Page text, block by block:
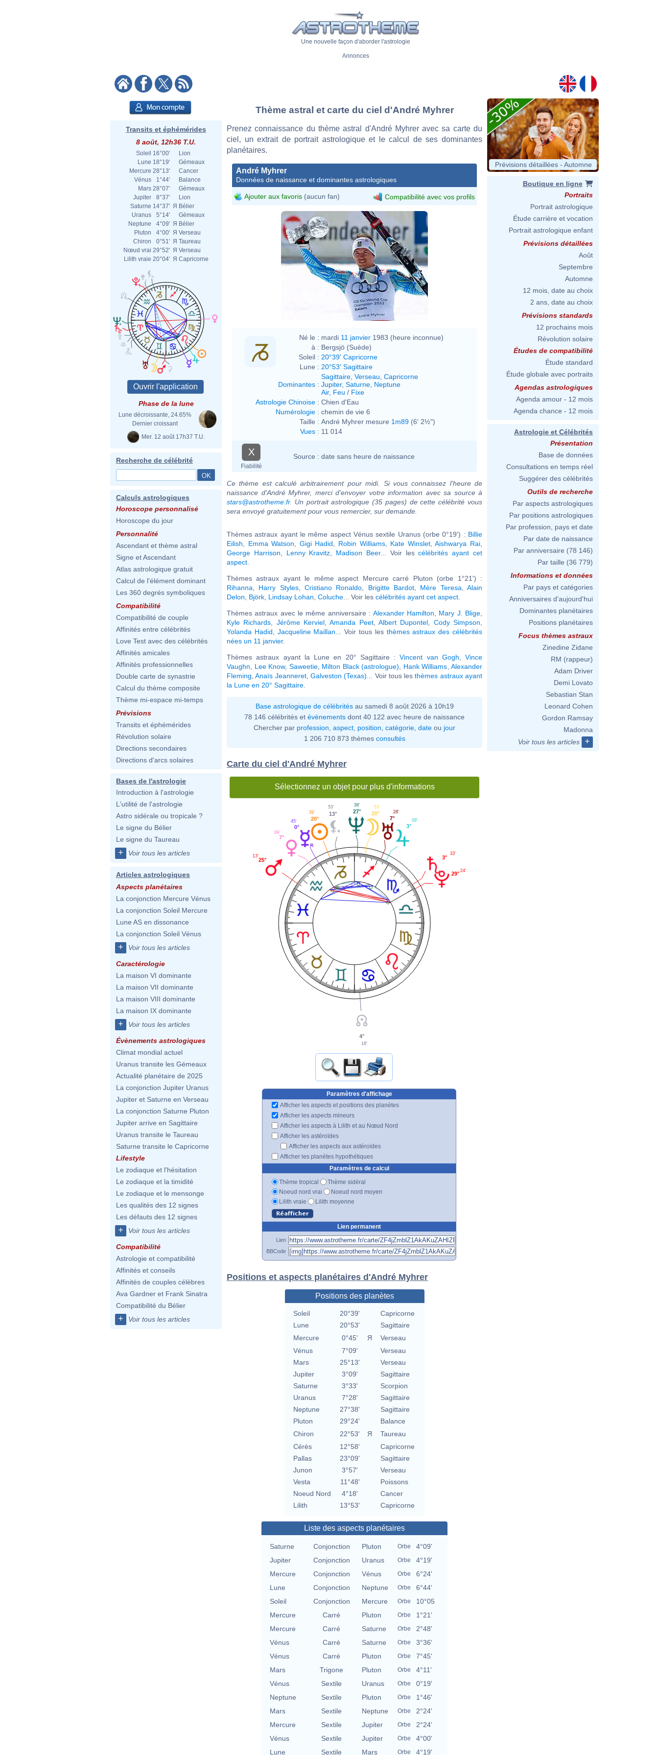
Une nouvelle façon d'aborder l'astrologie
Annonces
Transits et éphémérides
8 août, 12h36 T.U.
Soleil 16°00'
Lion
Lune 18°19'
Gémeaux
Mercure 28°13'
Cancer
Vénus
1°44'
Balance
Mars 28°07'
Gémeaux
Jupiter
8°37'
Lion
Saturne 14°37' Я Bélier
Uranus
5°14'
Gémeaux
Neptune
4°09' Я Bélier
Pluton
4°00' Я Verseau
Chiron
0°51' Я Taureau
Nœud vrai 29°52' Я Verseau
Lilith vraie 20°04' Я Capricorne
Phase de la lune
Lune décroissante, 24.65%
Dernier croissant
Mer. 12 août 17h37 T.U.
Recherche de célébrité
Calculs astrologiques
Horoscope personnalisé
Horoscope du jour
Personnalité
Ascendant et thème astral
Signe et Ascendant
Atlas astrologique gratuit
Calcul de l'élément dominant
Les 360 degrés symboliques
Compatibilité
Compatibilité de couple
Affinités entre célébrités
Love Test avec des célébrités
Affinités amicales
Affinités professionnelles
Double carte de synastrie
Calcul du thème composite
Thème mi-espace mi-temps
Prévisions
Transits et éphémérides
Révolution solaire
Directions secondaires
Directions d'arcs solaires
Bases de l'astrologie
Introduction à l'astrologie
L'utilité de l'astrologie
Astro sidérale ou tropicale ?
Le signe du Bélier
Le signe du Taureau
+ Voir tous les articles
Articles astrologiques
Aspects planétaires
La conjonction Mercure Vénus
La conjonction Soleil Mercure
Lune AS en dissonance
La conjonction Soleil Vénus
+ Voir tous les articles
Caractérologie
La maison VI dominante
La maison VII dominante
La maison VIII dominante
La maison IX dominante
+ Voir tous les articles
Évènements astrologiques
Climat mondial actuel
Uranus transite les Gémeaux
Actualité planétaire de 2025
La conjonction Jupiter Uranus
Jupiter et Saturne en Verseau
La conjonction Saturne Pluton
Jupiter arrive en Sagittaire
Uranus transite le Taureau
Saturne transite le Capricorne
Lifestyle
Le zodiaque et l'hésitation
Le zodiaque et la timidité
Le zodiaque et le mensonge
Les qualités des 12 signes
Les défauts des 12 signes
+ Voir tous les articles
Compatibilité
Astrologie et compatibilité
Affinités et conseils
Affinités de couples célèbres
Ava Gardner et Frank Sinatra
Compatibilité du Bélier
+ Voir tous les articles
Thème astral et carte du ciel d'André Myhrer
Prenez connaissance du thème astral d'André Myhrer avec sa carte du
ciel, un extrait de portrait astrologique et le calcul de ses dominantes
planétaires.
André Myhrer
Données de naissance et dominantes astrologiques
Ajouter aux favoris (aucun fan) Compatibilité avec vos profils
Né le : mardi 11 janvier 1983 (heure inconnue)
à : Bergsjö (Suède)
Soleil : 20°39' Capricorne
Lune : 20°53' Sagittaire
Dominantes :
Sagittaire Verseau Capricorne
Jupiter, Saturne Neptune
Air, Feu / Fixe
Astrologie Chinoise : Chien d'Eau
Numérologie : chemin de vie 6
Taille : André Myhrer mesure 1m89 (6' 2½")
Vues : 11 014
X
Fiabilité
Source : date sans heure de naissance
Ce thème est calculé arbitrairement pour midi. Si vous connaissez l'heure de
naissance d'André Myhrer, merci d'envoyer votre information avec sa source à
stars@astrotheme.fr. Un portrait astrologique (35 pages) de cette célébrité vous
sera envoyé gratuitement pour vous remercier, sur demande.
Thèmes astraux ayant le même aspect Vénus sextile Uranus (orbe 0°19') : Billie
Eilish
Emma Watson Gigi Hadid Robin Williams, Kate Winslet,Aishwarya Rai
George Harrison
Lenny Kravitz Madison Beer... Voir lescélébrités ayant cet
aspect
Thèmes astraux ayant le même aspect Mercure carré Pluton (orbe 1°21') :
Rihanna
Harry Styles,Cristiano Ronaldo Brigitte Bardot Mère Teresa ,Alain
Delon
Björk Lindsay Lohan Coluche ... Voir les célébrités ayant cet aspect
Thèmes astraux avec le même anniversaire : Alexander Hamilton Mary J. Blige
Kyle Richards
Jérôme Kerviel ,Amanda Peet,Albert Dupontel Cody Simpson
Yolanda Hadid
Jacqueline Maillan ... Voir tous les thèmes astraux des célébrités
nées un 11 janvier.
Thèmes astraux ayant la Lune en 20° Sagittaire :Vincent van Gogh
Vince
Vaughn
Lee Know, Saweetie, Milton Black (astrologue) Hank Williams ,Alexander
Fleming ,Anaïs Jeanneret, Galveston (Texas) ... Voir tous lesthèmes astraux ayant
la Lune en 20° Sagittaire
Base astrologique de célébritésau samedi 8 août 2026 à 10h19
78 146 célébrités et évènements dont 40 122 avec heure de naissance
Chercher par profession aspect position catégorie date ou jour
1 206 710 873 thèmes consultés
Carte du ciel d'André Myhrer
Sélectionnez un objet pour plus d'informations
29° 24'
3°
33'
3°
09'
7°
28'
20°
53'
27°
38'
13°
53'
20°
39'
0°
45'
7°
09'
25°
13'
4°
18'
Paramètres d'affichage
Afficher les aspects et positions des planètes
Afficher les aspects mineurs
Afficher les aspects à Lilith et au Nœud Nord
Afficher les astéroïdes
Afficher les aspects aux astéroïdes
Afficher les planètes hypothétiques
Paramètres de calcul
Thème tropical
Thème sidéral
Noeud nord vrai
Noeud nord moyen
Lilith vraie
Lilith moyenne
Lien permanent
Lien
BBCode
Positions et aspects planétaires d'André Myhrer
Positions des planètes
Soleil 20°39'
Capricorne
Lune
20°53'
Sagittaire
Mercure
0°45' Я
Verseau
Vénus
7°09'
Verseau
Mars
25°13'
Verseau
Jupiter
3°09'
Sagittaire
Saturne
3°33'
Scorpion
Uranus
7°28'
Sagittaire
Neptune
27°38'
Sagittaire
Pluton
29°24'
Balance
Chiron
22°53' Я
Taureau
Cérès
12°58'
Capricorne
Pallas
23°09'
Sagittaire
Junon
3°57'
Verseau
Vesta
11°48'
Poissons
Noeud Nord
4°18'
Cancer
Lilith
13°53' Capricorne
Liste des aspects planétaires
Saturne Conjonction Pluton Orbe
4°09'
Jupiter
Conjonction Uranus Orbe
4°19'
Mercure
Conjonction Vénus Orbe
6°24'
Lune
Conjonction Neptune Orbe
6°44'
Soleil
Conjonction Mercure Orbe
10°05
Mercure
Carré Pluton Orbe
1°21'
Mercure
Carré Saturne Orbe
2°48'
Vénus
Carré Saturne Orbe
3°36'
Vénus
Carré Pluton Orbe
7°45'
Mars
Trigone Pluton Orbe
4°11'
Vénus
Sextile Uranus Orbe
0°19'
Neptune
Sextile Pluton Orbe
1°46'
Mars
Sextile Neptune Orbe
2°24'
Mercure
Sextile Jupiter Orbe
2°24'
Vénus
Sextile Jupiter Orbe
4°00'
Lune
Sextile Mars Orbe 4°19'
Prévisions détaillées - Automne
Boutique en ligne
Portraits
Portrait astrologique
Étude carrière et vocation
Portrait astrologique enfant
Prévisions détaillées
Août
Septembre
Automne
12 mois, date au choix
2 ans, date au choix
Prévisions standards
12 prochains mois
Révolution solaire
Études de compatibilité
Étude standard
Étude globale avec portraits
Agendas astrologiques
Agenda amour - 12 mois
Agenda chance - 12 mois
Astrologie et Célébrités
Présentation
Base de données
Consultations en temps réel
Suggérer des célébrités
Outils de recherche
Par aspects astrologiques
Par positions astrologiques
Par profession, pays et date
Par date de naissance
Par anniversaire (78 146)
Par taille (36 779)
Informations et données
Par pays et catégories
Anniversaires d'aujourd'hui
Dominantes planétaires
Positions planétaires
Focus thèmes astraux
Zinedine Zidane
RM (rappeur)
Adam Driver
Demi Lovato
Sebastian Stan
Leonard Cohen
Gordon Ramsay
Madonna
Voir tous les articles
+